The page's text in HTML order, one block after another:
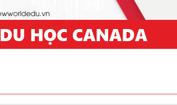
DU HỌC CANADA